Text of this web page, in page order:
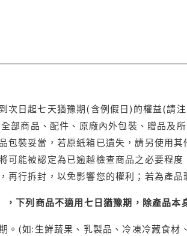
次日起七天猶豫期(含例假日)的權益(請
部商品、配件、原廠內外包裝、贈品及
包裝妥當，若原紙箱已遺失，請另使用
可能被認定為已逾越檢查商品之必要程
再行拆封，以免影響您的權利；若為產品
下列商品不適用七日猶豫期，除產品本
。(如:生鮮蔬果、乳製品、冷凍冷藏食材